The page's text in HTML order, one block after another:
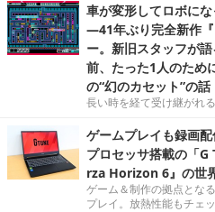
車が変形してロボに
―41年ぶり完全新作『
ー。新旧スタッフが
前、たった1人のため
の“幻のカセット”の話
長い時を経て受け継がれ
ゲームプレイも録画
プロセッサ搭載の「
rza Horizon 6』の世
ゲーム＆制作の拠点とな
プレイ。放熱性能もチェ